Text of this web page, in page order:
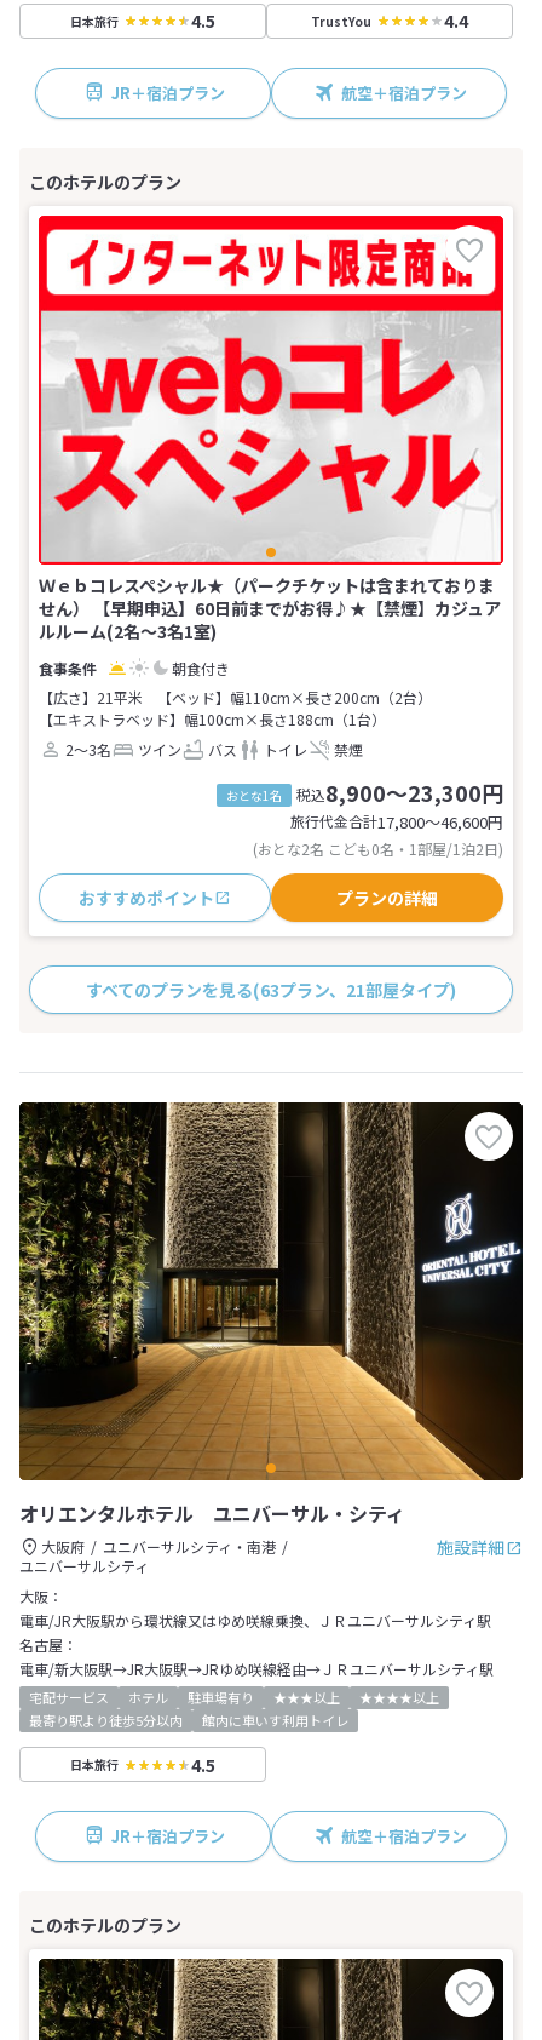
日本旅行 4.5 TrustYou 4.4
JR＋宿泊プラン 航空＋宿泊プラン
Ｗｅｂコレスペシャル★（パークチケットは含まれておりま
せん） 【早期申込】60日前までがお得♪★【禁煙】カジュア
ルルーム(2名～3名1室)
朝食付き
【広さ】21平米
【ベッド】幅110cm×長さ200cm（2台）
【エキストラベッド】幅100cm×長さ188cm（1台）
2～3名
ツイン バス トイレ 禁煙
おとな1名 税込8,900～23,300円
旅行代金合計17,800〜46,600円
(おとな2名 こども0名・1部屋/1泊2日)
おすすめポイント プランの詳細
すべてのプランを見る(63プラン、21部屋タイプ)
オリエンタルホテル ユニバーサル・シティ
施設詳細
大阪府
ユニバーサルシティ・南港
ユニバーサルシティ
大阪：
電車/JR大阪駅から環状線又はゆめ咲線乗換、ＪＲユニバーサルシティ駅
名古屋：
電車/新大阪駅→JR大阪駅→JRゆめ咲線経由→ＪＲユニバーサルシティ駅
宅配サービス ホテル 駐車場有り ★★★以上
★★★★以上
最寄り駅より徒歩5分以内
館内に車いす利用トイレ
日本旅行 4.5
JR＋宿泊プラン 航空＋宿泊プラン